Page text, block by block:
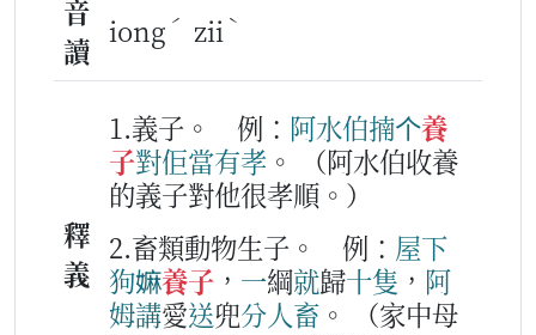
音
讀
iong ˊ zii ˋ
釋
義
1.義子。 例： 阿水伯揇个養
子對佢當有孝 。
（阿水伯收養
的義子對他很孝順。）
2.畜類動物生子。
例： 屋下
狗嫲養子 ， 一綱就歸十隻 ， 阿
姆講愛送兜分人畜 。
（家中母